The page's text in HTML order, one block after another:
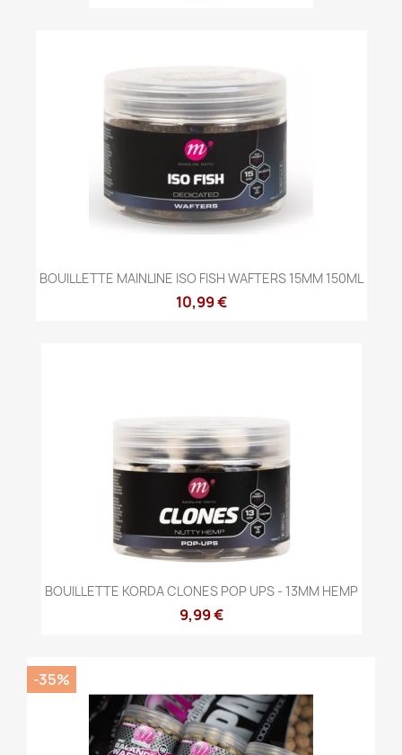
BOUILLETTE MAINLINE ISO FISH WAFTERS 15MM 150ML
10,99 €
BOUILLETTE KORDA CLONES POP UPS - 13MM HEMP
9,99 €
-35%